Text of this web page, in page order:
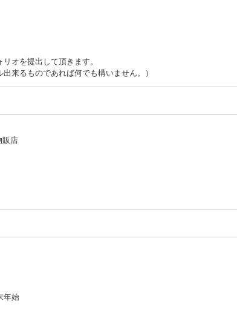
オを提出して頂きます。
来るものであれば何でも構いません。）
販店
年始